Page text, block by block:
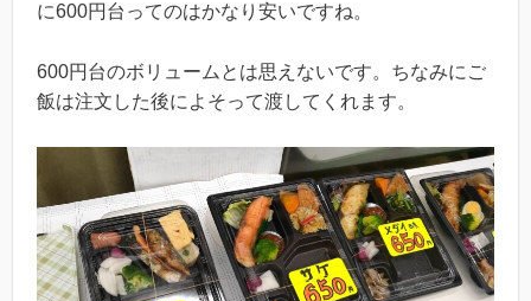
に600円台ってのはかなり安いですね。
600円台のボリュームとは思えないです。ちなみにご
飯は注文した後によそって渡してくれます。